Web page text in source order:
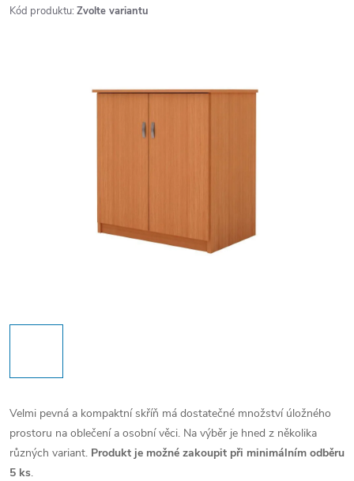
Kód produktu: Zvolte variantu
Velmi pevná a kompaktní skříň má dostatečné množství úložného
prostoru na oblečení a osobní věci. Na výběr je hned z několika
různých variant. Produkt je možné zakoupit při minimálním odběru
5 ks.